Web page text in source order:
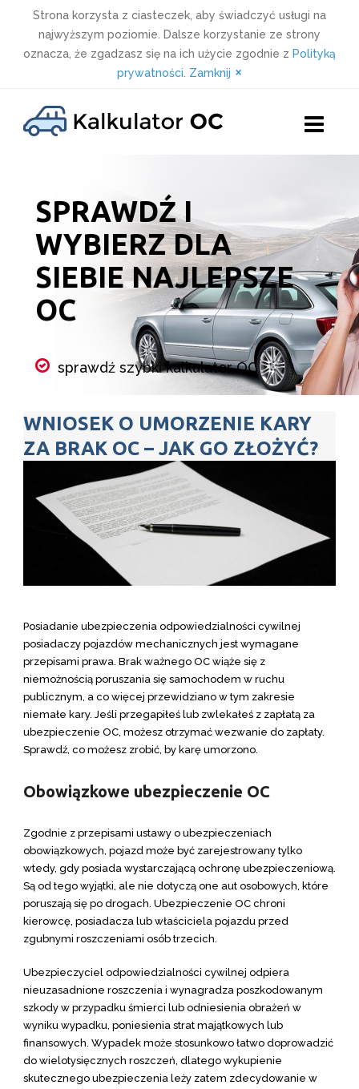
Strona korzysta z ciasteczek, aby świadczyć usługi na
najwyższym poziomie. Dalsze korzystanie ze strony
oznacza, że zgadzasz się na ich użycie zgodnie z Polityką
prywatności Zamknij ×
content
SPRAWDŹ I
WYBIERZ DLA
SIEBIE NAJLEPSZE
OC
sprawdź szybki kalkulator OC
ubezpieczycieli w kilka minut
wybierz ubezpieczenie i kup online
Kalkulator OC
WNIOSEK O UMORZENIE KARY
ZA BRAK OC – JAK GO ZŁOŻYĆ?
Posiadanie ubezpieczenia odpowiedzialności cywilnej
posiadaczy pojazdów mechanicznych jest wymagane
przepisami prawa. Brak ważnego OC wiąże się z
niemożnością poruszania się samochodem w ruchu
publicznym, a co więcej przewidziano w tym zakresie
niemałe kary. Jeśli przegapiłeś lub zwlekałeś z zapłatą za
ubezpieczenie OC, możesz otrzymać wezwanie do zapłaty.
Sprawdź, co możesz zrobić, by karę umorzono.
Obowiązkowe ubezpieczenie OC
Zgodnie z przepisami ustawy o ubezpieczeniach
obowiązkowych, pojazd może być zarejestrowany tylko
wtedy, gdy posiada wystarczającą ochronę ubezpieczeniową.
Są od tego wyjątki, ale nie dotyczą one aut osobowych, które
poruszają się po drogach. Ubezpieczenie OC chroni
kierowcę, posiadacza lub właściciela pojazdu przed
zgubnymi roszczeniami osób trzecich.
Ubezpieczyciel odpowiedzialności cywilnej odpiera
nieuzasadnione roszczenia i wynagradza poszkodowanym
szkody w przypadku śmierci lub odniesienia obrażeń w
wyniku wypadku, poniesienia strat majątkowych lub
finansowych. Wypadek może stosunkowo łatwo doprowadzić
do wielotysięcznych roszczeń, dlatego wykupienie
skutecznego ubezpieczenia leży zatem zdecydowanie w